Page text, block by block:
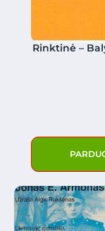
Rinktinė –